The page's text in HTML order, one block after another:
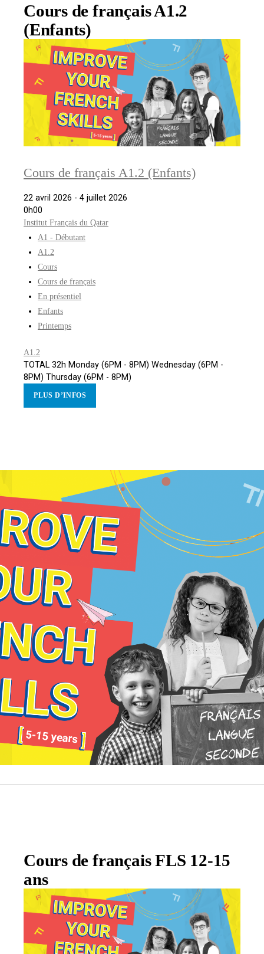
Cours de français A1.2
(Enfants)
Cours de français A1.2 (Enfants)
22 avril 2026 - 4 juillet 2026
0h00
Institut Français du Qatar
A1 - Débutant
A1.2
Cours
Cours de français
En présentiel
Enfants
Printemps
A1.2
TOTAL 32h Monday (6PM - 8PM) Wednesday (6PM -
8PM) Thursday (6PM - 8PM)
PLUS D’INFOS
Cours de français FLS 12-15
ans